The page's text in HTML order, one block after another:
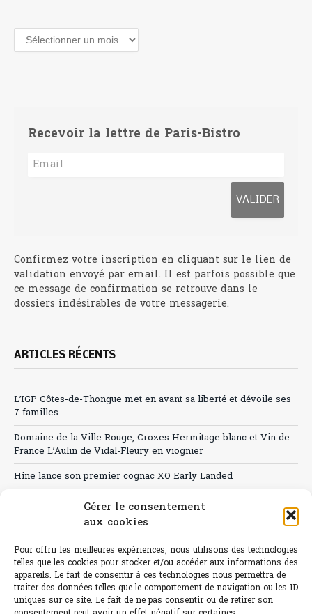
Gérer le consentement
aux cookies
Pour offrir les meilleures expériences, nous utilisons des technologies
telles que les cookies pour stocker et/ou accéder aux informations des
appareils. Le fait de consentir à ces technologies nous permettra de
traiter des données telles que le comportement de navigation ou les ID
uniques sur ce site. Le fait de ne pas consentir ou de retirer son
Archives
Recevoir la lettre de Paris-Bistro
Confirmez votre inscription en cliquant sur le lien de
validation envoyé par email. Il est parfois possible que
ce message de confirmation se retrouve dans le
dossiers indésirables de votre messagerie.
ARTICLES RÉCENTS
L’IGP Côtes-de-Thongue met en avant sa liberté et dévoile ses
7 familles
Domaine de la Ville Rouge, Crozes Hermitage blanc et Vin de
France L’Aulin de Vidal-Fleury en viognier
Hine lance son premier cognac XO Early Landed
Canicule : A quand le CHR à « l’heure espagnole » ?
Sélection de rosés 2026